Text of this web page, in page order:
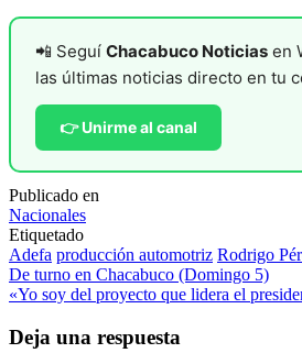
📲 Seguí Chacabuco Noticias en
las últimas noticias directo en tu
👉 Unirme al canal
Publicado en
Nacionales
Etiquetado
Adefa producción automotriz Rodrigo
Navegación
de
entradas
De turno en Chacabuco (Domingo 5)
«Yo soy del proyecto que lidera el
Deja una respuesta